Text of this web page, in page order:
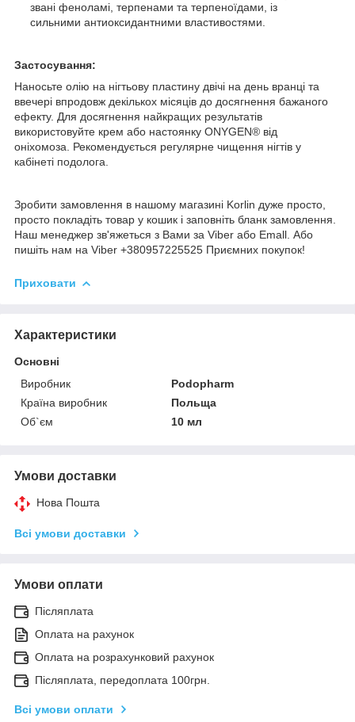
звані феноламі, терпенами та терпеноїдами, із
сильними антиоксидантними властивостями.
Застосування:
Наносьте олію на нігтьову пластину двічі на день вранці та
ввечері впродовж декількох місяців до досягнення бажаного
ефекту. Для досягнення найкращих результатів
використовуйте крем або настоянку ONYGEN® від
оніхомоза. Рекомендується регулярне чищення нігтів у
кабінеті подолога.
Зробити замовлення в нашому магазині Korlin дуже просто,
просто покладіть товар у кошик і заповніть бланк замовлення.
Наш менеджер зв'яжеться з Вами за Viber або Emall. Або
пишіть нам на Viber +380957225525 Приємних покупок!
Приховати
Характеристики
Основні
Виробник
Podopharm
Країна виробник
Польща
Об`єм
10 мл
Умови доставки
Нова Пошта
Всі умови доставки
Умови оплати
Післяплата
Оплата на рахунок
Оплата на розрахунковий рахунок
Післяплата, передоплата 100грн.
Всі умови оплати